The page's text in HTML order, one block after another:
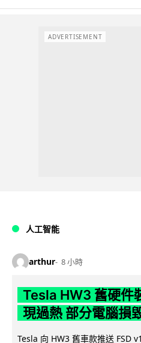
ADVERTISEMENT
人工智能
arthur 8 小時
Tesla HW3 舊硬件
現過熱 部分電腦損
Tesla 向 HW3 舊車款推送 FSD